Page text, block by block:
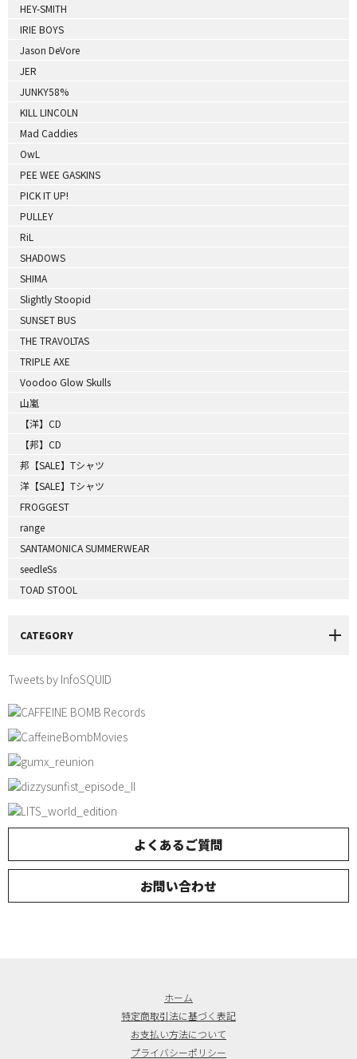
HEY-SMITH
IRIE BOYS
Jason DeVore
JER
JUNKY58%
KILL LINCOLN
Mad Caddies
OwL
PEE WEE GASKINS
PICK IT UP!
PULLEY
RiL
SHADOWS
SHIMA
Slightly Stoopid
SUNSET BUS
THE TRAVOLTAS
TRIPLE AXE
Voodoo Glow Skulls
山嵐
【洋】CD
【邦】CD
邦【SALE】Tシャツ
洋【SALE】Tシャツ
FROGGEST
range
SANTAMONICA SUMMERWEAR
seedleSs
TOAD STOOL
CATEGORY
Tweets by InfoSQUID
よくあるご質問
お問い合わせ
ホーム
特定商取引法に基づく表記
お支払い方法について
プライバシーポリシー